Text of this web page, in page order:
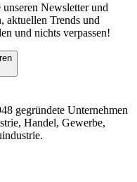
Newsletter und
aktuellen Trends und
und nichts verpassen!
gegründete Unternehmen
Handel, Gewerbe,